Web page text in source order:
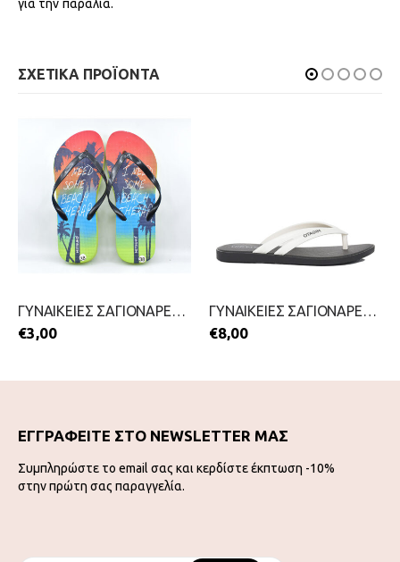
για την παραλία.
ΣΧΕΤΙΚΑ ΠΡΟΪΟΝΤΑ
ΓΥΝΑΙΚΕΙΕΣ ΣΑΓΙΟΝΑΡΕΣ-MITSUKO-2199-0205-ΜΑΥΡΟ
€3,00
ΓΥΝΑΙΚΕΙΕΣ ΣΑΓΙΟΝΑΡΕΣ-MIGATO-2199-0411-ΛΕΥΚΟ
€8,00
ΕΓΓΡΑΦΕΙΤΕ ΣΤΟ NEWSLETTER ΜΑΣ
Συμπληρώστε το email σας και κερδίστε έκπτωση -10%
στην πρώτη σας παραγγελία.